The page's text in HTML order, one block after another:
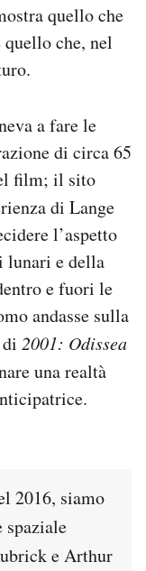
quello che
che, nel
a fare le
di circa 65
film; il sito
di Lange
l’aspetto
lunari e della
e fuori le
andasse sulla
2001: Odissea
una realtà
2016, siamo
e Arthur